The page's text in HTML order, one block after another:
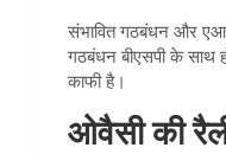
संभावित गठबंधन और
गठबंधन बीएसपी के साथ
काफी है।
ओवैसी की